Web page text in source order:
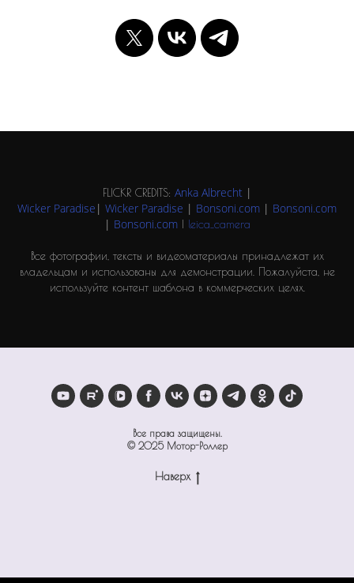
FLICKR CREDITS: Anka Albrecht|
Wicker Paradise | Wicker Paradise | Bonsoni.com | Bonsoni.com
| Bonsoni.com| leica_camera
Все фотографии, тексты и видеоматериалы принадлежат их
владельцам и использованы для демонстрации. Пожалуйста, не
используйте контент шаблона в коммерческих целях.
Все права защищены.
© 2025 Мотор-Роллер
Наверх